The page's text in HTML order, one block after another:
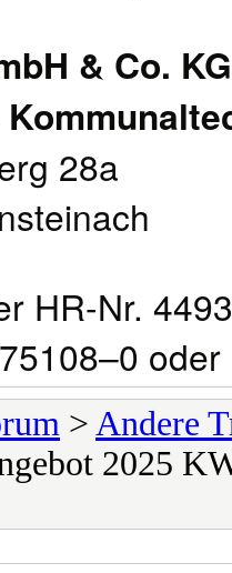
& Co. KG
28a
HR-Nr.
> Andere
2025